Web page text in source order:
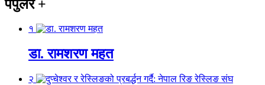
पपुलर+
१
डा. रामशरण महत
२